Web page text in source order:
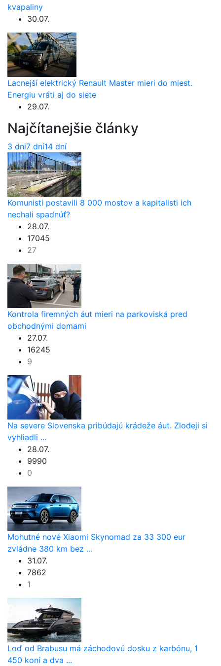
kvapaliny
30.07.
Lacnejší elektrický Renault Master mieri do miest.
Energiu vráti aj do siete
29.07.
Najčítanejšie články
3 dni7 dní14 dní
Komunisti postavili 8 000 mostov a kapitalisti ich
nechali spadnúť?
28.07.
17045
27
Kontrola firemných áut mieri na parkoviská pred
obchodnými domami
27.07.
16245
9
Na severe Slovenska pribúdajú krádeže áut. Zlodeji si
vyhliadli ...
28.07.
9990
0
Mohutné nové Xiaomi Skynomad za 33 300 eur
zvládne 380 km bez ...
31.07.
7862
1
Loď od Brabusu má záchodovú dosku z karbónu, 1
450 koní a dva ...